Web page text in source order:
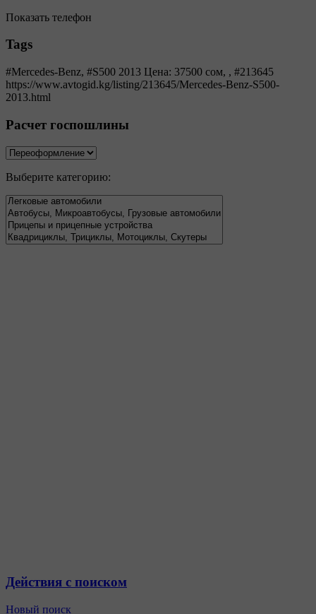
Показать телефон
Tags
#Mercedes-Benz, #S500 2013 Цена: 37500 сом, , #213645
https://www.avtogid.kg/listing/213645/Mercedes-Benz-S500-
2013.html
Расчет госпошлины
Выберите категорию:
Действия с поиском
Новый поиск